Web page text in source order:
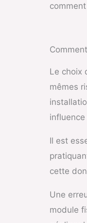
Le choix
mêmes
Il est
cette
Une
module